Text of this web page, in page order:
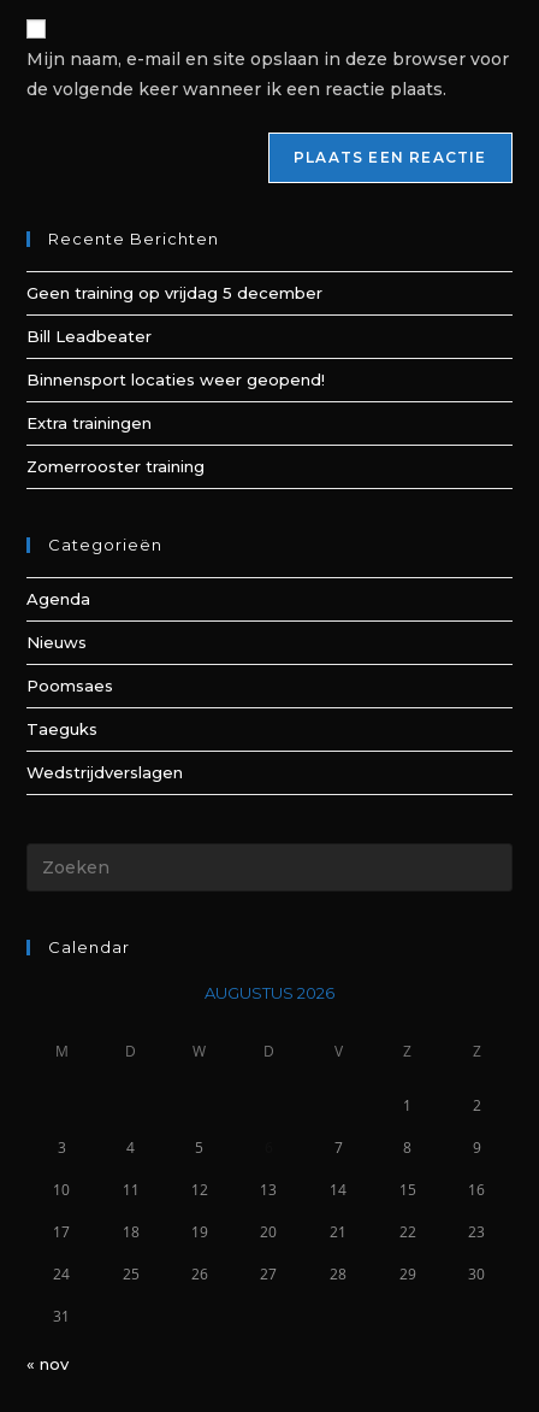
Mijn naam, e-mail en site opslaan in deze browser voor
de volgende keer wanneer ik een reactie plaats.
Recente Berichten
Geen training op vrijdag 5 december
Bill Leadbeater
Binnensport locaties weer geopend!
Extra trainingen
Zomerrooster training
Categorieën
Agenda
Nieuws
Poomsaes
Taeguks
Wedstrijdverslagen
Calendar
AUGUSTUS 2026
M D W D V Z Z
1 2
3 4 5 7 8 9
10 11 12 13 14 15 16
17 18 19 20 21 22 23
24 25 26 27 28 29 30
31
« nov